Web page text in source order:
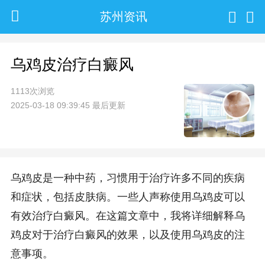
苏州资讯
乌鸡皮治疗白癜风
1113次浏览
2025-03-18 09:39:45 最后更新
乌鸡皮是一种中药，习惯用于治疗许多不同的疾病
和症状，包括皮肤病。一些人声称使用乌鸡皮可以
有效治疗白癜风。在这篇文章中，我将详细解释乌
鸡皮对于治疗白癜风的效果，以及使用乌鸡皮的注
意事项。